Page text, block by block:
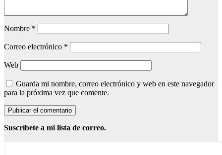
Nombre *
Correo electrónico *
Web
Guarda mi nombre, correo electrónico y web en este navegador
para la próxima vez que comente.
Suscríbete a mi lista de correo.